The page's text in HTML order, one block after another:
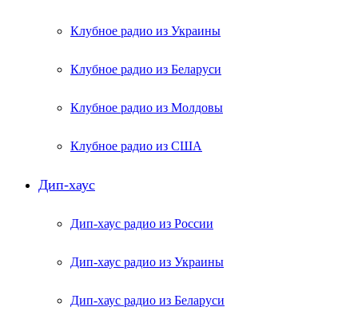
Клубное радио из Украины
Клубное радио из Беларуси
Клубное радио из Молдовы
Клубное радио из США
Дип-хаус
Дип-хаус радио из России
Дип-хаус радио из Украины
Дип-хаус радио из Беларуси